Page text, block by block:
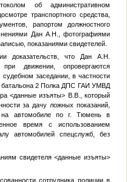
об административном
транспортного средства,
рапортом должностного
Дан А.Н., фотографиями
показаниями свидетелей.
доказательств, что Дан А.Н.
движении, опровергаются
заседании, в частности
батальона 2 Полка ДПС ГАИ УМВД
<данные изъяты> В.В., который
за дачу ложных показаний,
автомобиле по г. Тюмень в
время с использованием
автомобилей спецслужб, без
свидетеля<данные изъяты>
сотрудника полиции в